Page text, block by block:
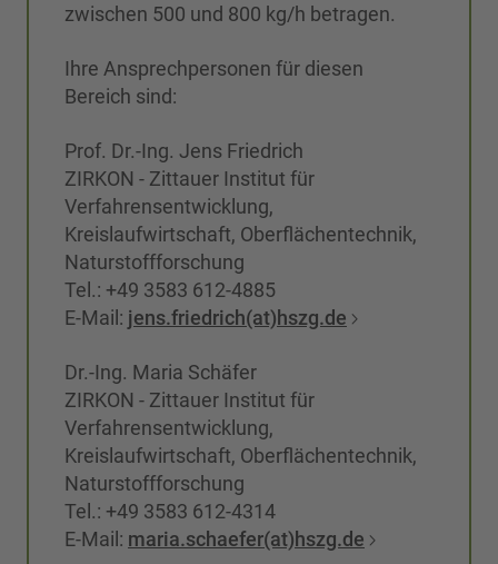
zwischen 500 und 800 kg/h betragen.
Ihre Ansprechpersonen für diesen
Bereich sind:
Prof. Dr.-Ing. Jens Friedrich
ZIRKON - Zittauer Institut für
Verfahrensentwicklung,
Kreislaufwirtschaft, Oberflächentechnik,
Naturstoffforschung
Tel.: +49 3583 612-4885
E-Mail: jens.friedrich(at)hszg.de
Dr.-Ing. Maria Schäfer
ZIRKON - Zittauer Institut für
Verfahrensentwicklung,
Kreislaufwirtschaft, Oberflächentechnik,
Naturstoffforschung
Tel.: +49 3583 612-4314
E-Mail: maria.schaefer(at)hszg.de